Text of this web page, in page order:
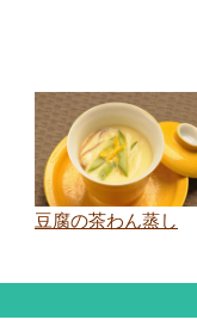
豆腐の茶わん蒸し